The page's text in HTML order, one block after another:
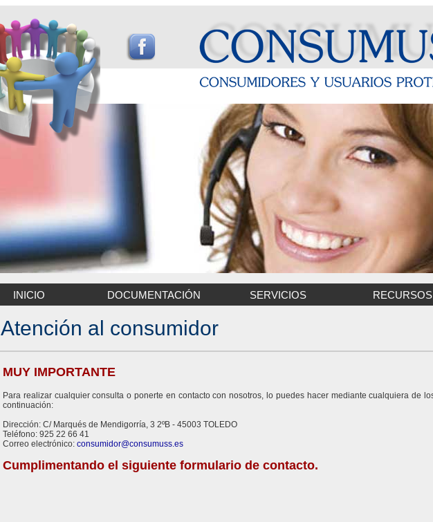
INICIO DOCUMENTACIÓN SERVICIOS RECURSOS
Atención al consumidor
MUY IMPORTANTE
Para realizar cualquier consulta o ponerte en contacto con nosotros, lo puedes hacer mediante cualquiera de
continuación:
Dirección: C/ Marqués de Mendigorría, 3 2ºB - 45003 TOLEDO
Teléfono: 925 22 66 41
Correo electrónico: consumidor@consumuss.es
Cumplimentando el siguiente formulario de contacto.